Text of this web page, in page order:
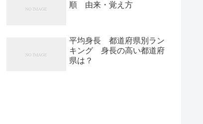
順 由来・覚え方
平均身長 都道府県別ラン
キング 身長の高い都道府
県は？